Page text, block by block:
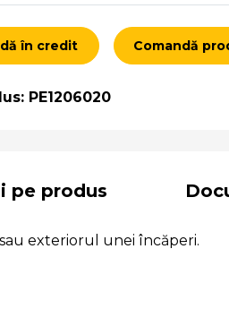
în credit Comandă
PE1206020
pe produs
exteriorul unei încăperi.